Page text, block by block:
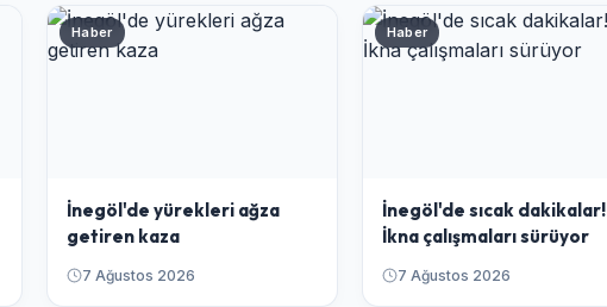
Haber
İnegöl'de yürekleri ağza
getiren kaza
7 Ağustos 2026
Haber
İnegöl'de sıcak dakikalar!
İkna çalışmaları sürüyor
7 Ağustos 2026